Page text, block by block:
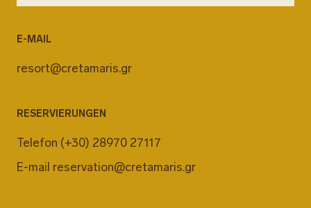
E-MAIL
resort@cretamaris.gr
RESERVIERUNGEN
Telefon (+30) 28970 27117
E-mail reservation@cretamaris.gr